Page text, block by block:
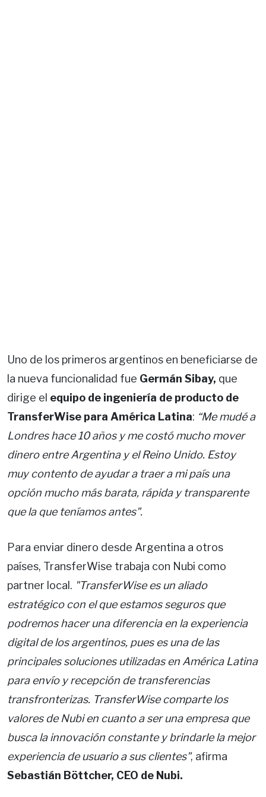
Uno de los primeros argentinos en beneficiarse de
la nueva funcionalidad fue Germán Sibay, que
dirige el equipo de ingeniería de producto de
TransferWise para América Latina: “Me mudé a
Londres hace 10 años y me costó mucho mover
dinero entre Argentina y el Reino Unido. Estoy
muy contento de ayudar a traer a mi país una
opción mucho más barata, rápida y transparente
que la que teníamos antes".
Para enviar dinero desde Argentina a otros
países, TransferWise trabaja con Nubi como
partner local. "TransferWise es un aliado
estratégico con el que estamos seguros que
podremos hacer una diferencia en la experiencia
digital de los argentinos, pues es una de las
principales soluciones utilizadas en América Latina
para envío y recepción de transferencias
transfronterizas. TransferWise comparte los
valores de Nubi en cuanto a ser una empresa que
busca la innovación constante y brindarle la mejor
experiencia de usuario a sus clientes", afirma
Sebastián Böttcher, CEO de Nubi.